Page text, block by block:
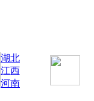
湖北
江西
河南